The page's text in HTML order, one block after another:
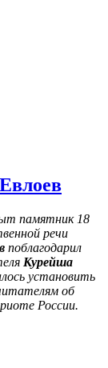
памятник 18
речи
поблагодарил
Курейша
установить
об
России.